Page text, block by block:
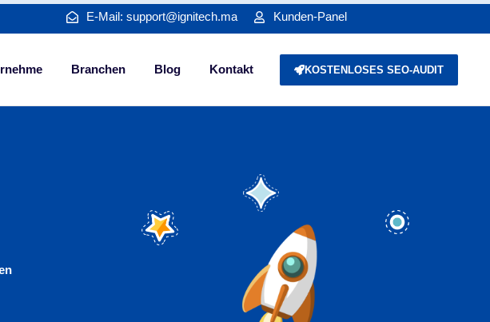
E-Mail: support@ignitech.ma Kunden-Panel
Branchen Blog Kontakt KOSTENLOSES SEO-AUDIT